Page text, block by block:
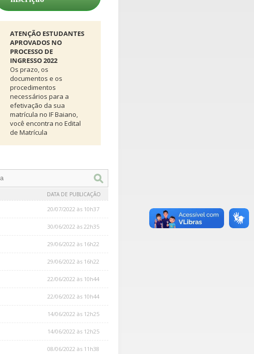
ATENÇÃO ESTUDANTES
APROVADOS NO
PROCESSO DE
INGRESSO 2022
Os prazo, os
documentos e os
procedimentos
necessários para a
efetivação da sua
matrícula no IF Baiano,
você encontra no Edital
de Matrícula
DATA DE PUBLICAÇÃO
20/07/2022 às 10h37
30/06/2022 às 22h35
29/06/2022 às 16h22
29/06/2022 às 16h22
22/06/2022 às 10h44
22/06/2022 às 10h44
14/06/2022 às 12h25
14/06/2022 às 12h25
08/06/2022 às 11h38